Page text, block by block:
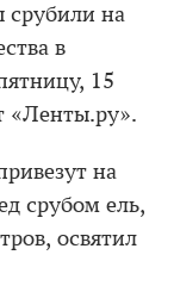
срубили на
в
15
«Ленты.ру».
на
срубом ель,
освятил